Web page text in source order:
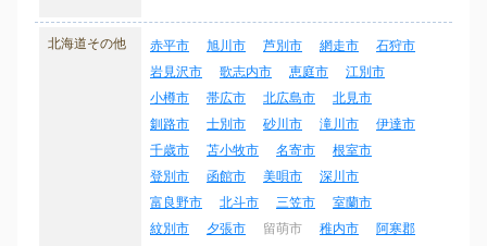
北海道その他 赤平市 旭川市 芦別市 網走市
石狩市
岩見沢市
歌志内市 恵庭市
江別市
小樽市
帯広市 北広島市
北見市
釧路市
士別市 砂川市 滝川市
伊達市
千歳市
苫小牧市 名寄市
根室市
登別市
函館市 美唄市
深川市
富良野市
北斗市 三笠市
室蘭市
紋別市
夕張市 留萌市 稚内市
阿寒郡